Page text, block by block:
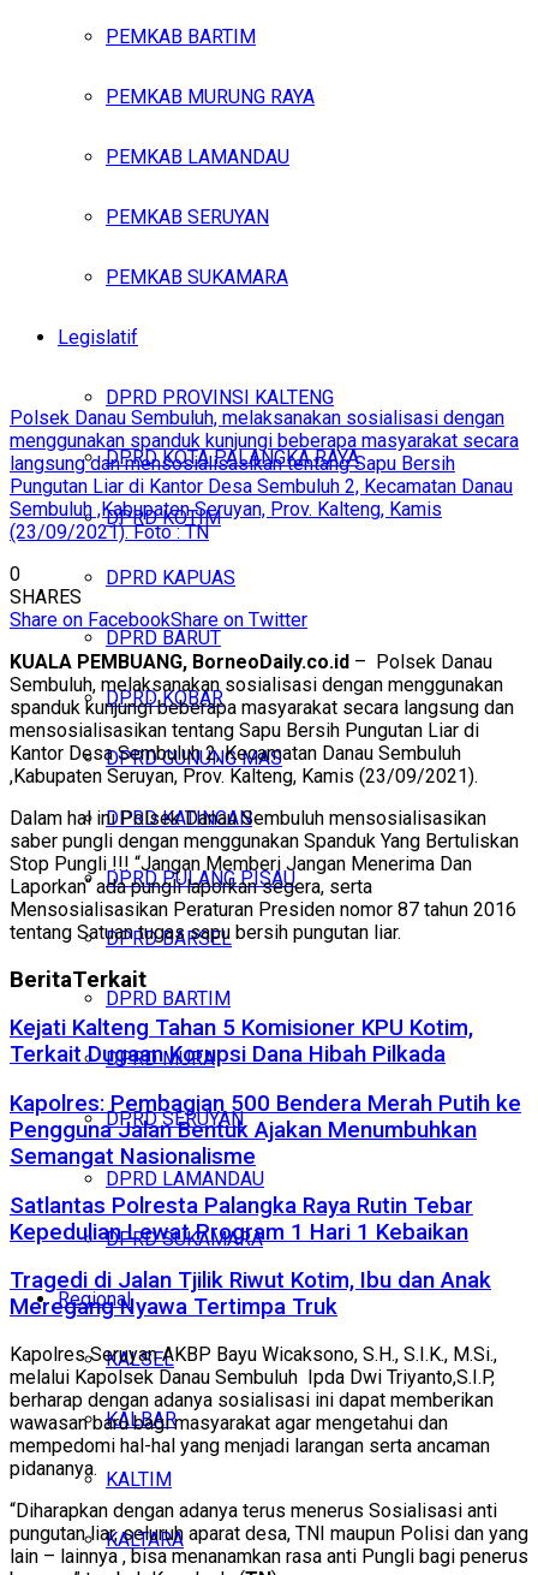
PEMKAB BARTIM
PEMKAB MURUNG RAYA
PEMKAB LAMANDAU
PEMKAB SERUYAN
PEMKAB SUKAMARA
Legislatif
DPRD PROVINSI KALTENG
DPRD KOTA PALANGKA RAYA
DPRD KOTIM
DPRD KAPUAS
DPRD BARUT
DPRD KOBAR
DPRD GUNUNG MAS
DPRD KATINGAN
DPRD PULANG PISAU
DPRD BARSEL
DPRD BARTIM
DPRD MURA
DPRD SERUYAN
DPRD LAMANDAU
DPRD SUKAMARA
Regional
KALSEL
KALBAR
KALTIM
KALTARA
Polsek Danau Sembuluh, melaksanakan sosialisasi dengan
menggunakan spanduk kunjungi beberapa masyarakat secara
langsung dan mensosialisasikan tentang Sapu Bersih
Pungutan Liar di Kantor Desa Sembuluh 2, Kecamatan Danau
Sembuluh ,Kabupaten Seruyan, Prov. Kalteng, Kamis
(23/09/2021). Foto : TN
0
SHARES
Share on FacebookShare on Twitter
KUALA PEMBUANG, BorneoDaily.co.id – Polsek Danau
Sembuluh, melaksanakan sosialisasi dengan menggunakan
spanduk kunjungi beberapa masyarakat secara langsung dan
mensosialisasikan tentang Sapu Bersih Pungutan Liar di
Kantor Desa Sembuluh 2, Kecamatan Danau Sembuluh
,Kabupaten Seruyan, Prov. Kalteng, Kamis (23/09/2021).
Dalam hal ini Polsek Danau Sembuluh mensosialisasikan
saber pungli dengan menggunakan Spanduk Yang Bertuliskan
Stop Pungli !!! “Jangan Memberi Jangan Menerima Dan
Laporkan“ ada pungli laporkan segera, serta
Mensosialisasikan Peraturan Presiden nomor 87 tahun 2016
tentang Satuan tugas sapu bersih pungutan liar.
BeritaTerkait
Kejati Kalteng Tahan 5 Komisioner KPU Kotim,
Terkait Dugaan Korupsi Dana Hibah Pilkada
Kapolres: Pembagian 500 Bendera Merah Putih ke
Pengguna Jalan Bentuk Ajakan Menumbuhkan
Semangat Nasionalisme
Satlantas Polresta Palangka Raya Rutin Tebar
Kepedulian Lewat Program 1 Hari 1 Kebaikan
Tragedi di Jalan Tjilik Riwut Kotim, Ibu dan Anak
Meregang Nyawa Tertimpa Truk
Kapolres Seruyan AKBP Bayu Wicaksono, S.H., S.I.K., M.Si.,
melalui Kapolsek Danau Sembuluh Ipda Dwi Triyanto,S.I.P,
berharap dengan adanya sosialisasi ini dapat memberikan
wawasan baru bagi masyarakat agar mengetahui dan
mempedomi hal-hal yang menjadi larangan serta ancaman
pidananya.
“Diharapkan dengan adanya terus menerus Sosialisasi anti
pungutan liar, seluruh aparat desa, TNI maupun Polisi dan yang
lain – lainnya , bisa menanamkan rasa anti Pungli bagi penerus